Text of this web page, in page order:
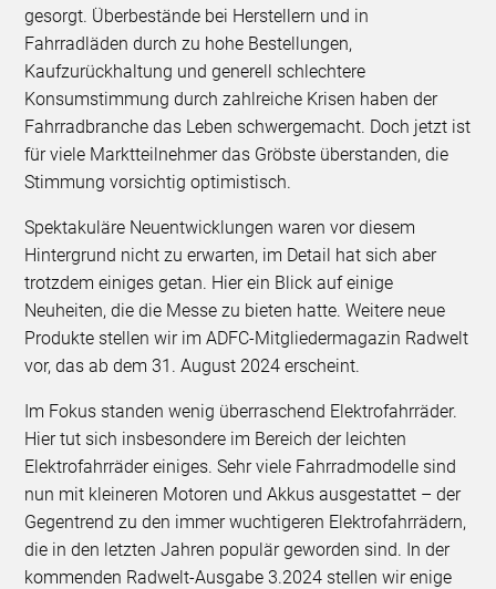
gesorgt. Überbestände bei Herstellern und in
Fahrradläden durch zu hohe Bestellungen,
Kaufzurückhaltung und generell schlechtere
Konsumstimmung durch zahlreiche Krisen haben der
Fahrradbranche das Leben schwergemacht. Doch jetzt ist
für viele Marktteilnehmer das Gröbste überstanden, die
Stimmung vorsichtig optimistisch.
Spektakuläre Neuentwicklungen waren vor diesem
Hintergrund nicht zu erwarten, im Detail hat sich aber
trotzdem einiges getan. Hier ein Blick auf einige
Neuheiten, die die Messe zu bieten hatte. Weitere neue
Produkte stellen wir im ADFC-Mitgliedermagazin Radwelt
vor, das ab dem 31. August 2024 erscheint.
Im Fokus standen wenig überraschend Elektrofahrräder.
Hier tut sich insbesondere im Bereich der leichten
Elektrofahrräder einiges. Sehr viele Fahrradmodelle sind
nun mit kleineren Motoren und Akkus ausgestattet – der
Gegentrend zu den immer wuchtigeren Elektrofahrrädern,
die in den letzten Jahren populär geworden sind. In der
kommenden Radwelt-Ausgabe 3.2024 stellen wir enige